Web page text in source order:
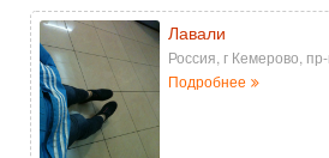
Лавали
Россия, г Кемерово,
Подробнее